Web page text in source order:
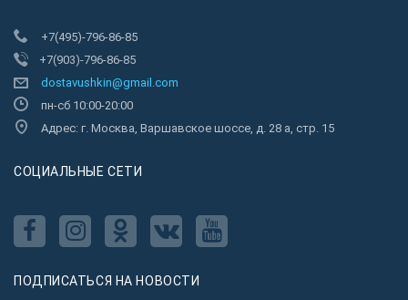
+7(495)-796-86-85
+7(903)-796-86-85
dostavushkin@gmail.com
пн-сб 10:00-20:00
Адрес: г. Москва, Варшавское шоссе, д. 28 а, стр. 15
CОЦИАЛЬНЫЕ СЕТИ
ПОДПИСАТЬСЯ НА НОВОСТИ